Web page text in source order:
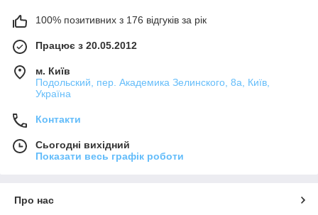
100% позитивних з 176 відгуків за рік
Працює з 20.05.2012
м. Київ
Подольский, пер. Академика Зелинского, 8а, Київ,
Україна
Контакти
Сьогодні вихідний
Показати весь графік роботи
Про нас